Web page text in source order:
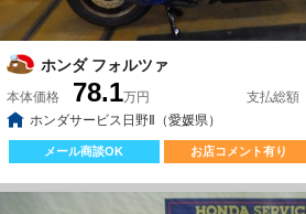
ホンダ フォルツァ
本体価格 78.1万円 支払総額
ホンダサービス日野Ⅱ（愛媛県）
メール商談OK お店コメント有り